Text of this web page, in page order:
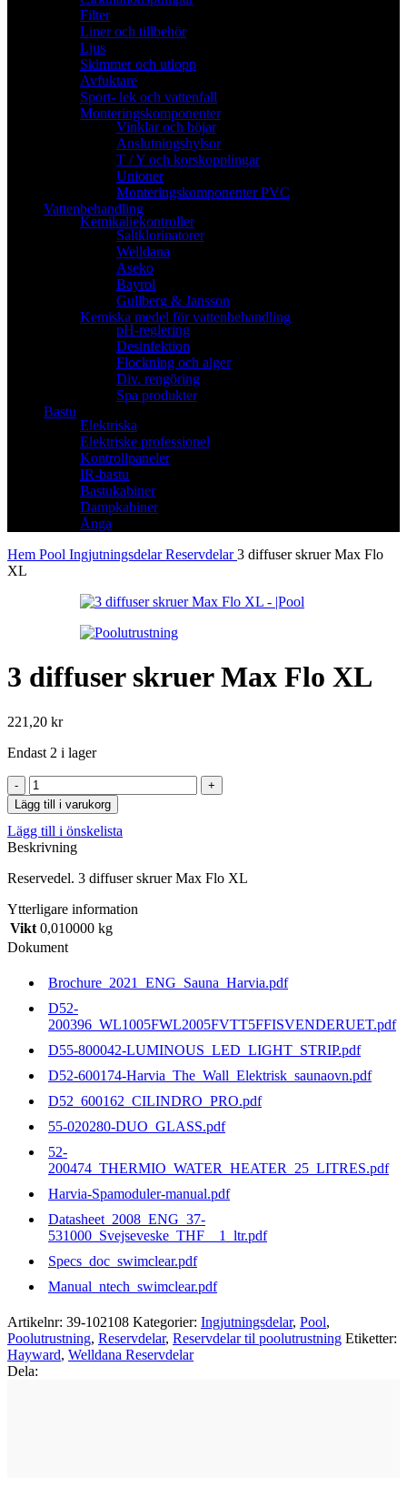
Filter
Liner och tillbehör
Ljus
Skimmer och utlopp
Avfuktare
Sport- lek och vattenfall
Monteringskomponenter
Vinklar och böjar
Anslutningshylsor
T / Y och korskopplingar
Unioner
Monteringskomponenter PVC
Vattenbehandling
Kemikaliekontroller
Saltklorinatorer
Welldana
Aseko
Bayrol
Gullberg & Jansson
Kemiska medel för vattenbehandling
pH-reglering
Desinfektion
Flockning och alger
Div. rengöring
Spa produkter
Bastu
Elektriska
Elektriske professionel
Kontrollpaneler
IR-bastu
Bastukabiner
Dampkabiner
Ånga
Hem Pool IngjutningsdelarReservdelar3 diffuser skruer Max Flo
XL
3 diffuser skruer Max Flo XL
221,20 kr
Endast 2 i lager
3
diffuser
skruer
Max
Flo
mängd
Lägg till i varukorg
Lägg till i önskelista
Beskrivning
Reservedel. 3 diffuser skruer Max Flo XL
Ytterligare information
Vikt 0,010000 kg
Dokument
Brochure_2021_ENG_Sauna_Harvia.pdf
D52-
200396_WL1005FWL2005FVTT5FFISVENDERUET.pdf
D55-800042-LUMINOUS_LED_LIGHT_STRIP.pdf
D52-600174-Harvia_The_Wall_Elektrisk_saunaovn.pdf
D52_600162_CILINDRO_PRO.pdf
55-020280-DUO_GLASS.pdf
52-
200474_THERMIO_WATER_HEATER_25_LITRES.pdf
Harvia-Spamoduler-manual.pdf
Datasheet_2008_ENG_37-
531000_Svejseveske_THF__1_ltr.pdf
Specs_doc_swimclear.pdf
Manual_ntech_swimclear.pdf
Artikelnr: 39-102108 Kategorier: Ingjutningsdelar, Pool,
Poolutrustning, Reservdelar, Reservdelar til poolutrustning Etiketter:
Hayward, Welldana Reservdelar
Dela: